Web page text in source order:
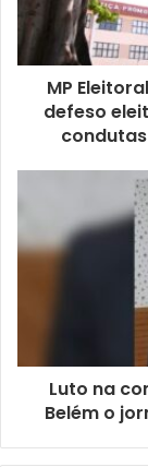
MP
defeso
Luto na
Belém o